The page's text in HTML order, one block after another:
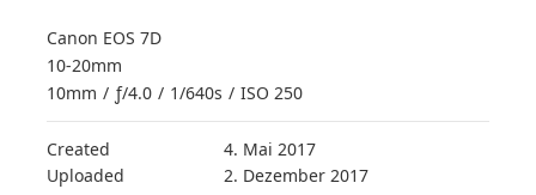
Canon EOS 7D
10-20mm
10mm / ƒ/4.0 / 1/640s / ISO 250
Created
4. Mai 2017
Uploaded
2. Dezember 2017